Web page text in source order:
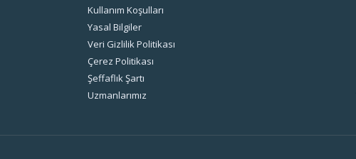
Kullanım Koşulları
Yasal Bilgiler
Veri Gizlilik Politikası
Çerez Politikası
Şeffaflık Şartı
Uzmanlarımız